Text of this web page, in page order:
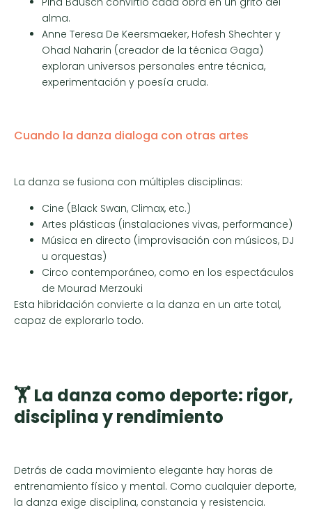
alma.
Anne Teresa De Keersmaeker, Hofesh Shechter y
Ohad Naharin (creador de la técnica Gaga)
exploran universos personales entre técnica,
experimentación y poesía cruda.
Cuando la danza dialoga con otras artes
La danza se fusiona con múltiples disciplinas:
Cine (Black Swan, Climax, etc.)
Artes plásticas (instalaciones vivas, performance)
Música en directo (improvisación con músicos, DJ
u orquestas)
Circo contemporáneo, como en los espectáculos
de Mourad Merzouki
Esta hibridación convierte a la danza en un arte total,
capaz de explorarlo todo.
🏋️ La danza como deporte: rigor,
disciplina y rendimiento
Detrás de cada movimiento elegante hay horas de
entrenamiento físico y mental. Como cualquier deporte,
la danza exige disciplina, constancia y resistencia.